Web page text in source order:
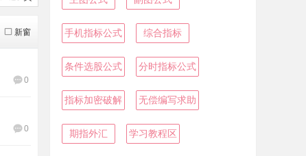
新窗
0
0
手机指标公式 综合指标
条件选股公式 分时指标公式
指标加密破解 无偿编写求助
期指外汇 学习教程区